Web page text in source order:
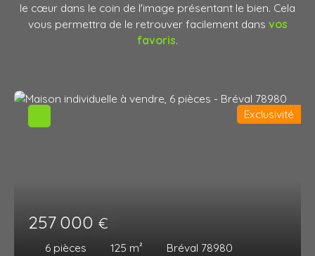
le cœur dans le coin de l'image présentant le bien. Cela
vous permettra de le retrouver facilement dans vos
favoris.
257 000 €
6 pièces 125 m² Bréval 78980
Exclusivité